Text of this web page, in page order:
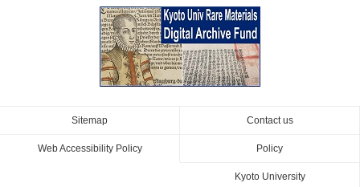
Contact us
Sitemap
Policy
Web Accessibility Policy
Kyoto University